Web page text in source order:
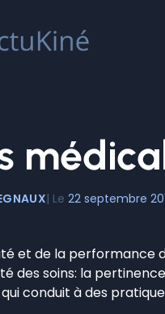
22 septembre
et de la performance
des soins: la
conduit à des